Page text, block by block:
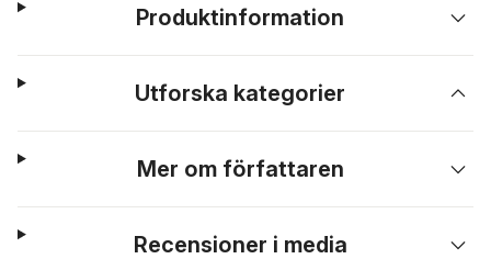
Produktinformation
Utforska kategorier
Mer om författaren
Recensioner i media